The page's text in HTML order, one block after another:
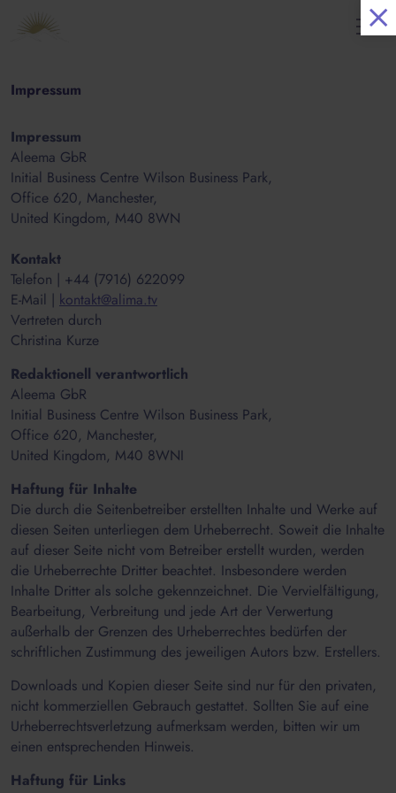
Impressum
Impressum
Aleema GbR
Initial Business Centre Wilson Business Park,
Office 620, Manchester,
United Kingdom, M40 8WN
Kontakt
Telefon | +44 (7916) 622099
E-Mail | kontakt@alima.tv
Vertreten durch
Christina Kurze
Redaktionell verantwortlich
Aleema GbR
Initial Business Centre Wilson Business Park,
Office 620, Manchester,
United Kingdom, M40 8WNI
Haftung für Inhalte
Die durch die Seitenbetreiber erstellten Inhalte und Werke auf
diesen Seiten unterliegen dem Urheberrecht. Soweit die Inhalte
auf dieser Seite nicht vom Betreiber erstellt wurden, werden
die Urheberrechte Dritter beachtet. Insbesondere werden
Inhalte Dritter als solche gekennzeichnet. Die Vervielfältigung,
Bearbeitung, Verbreitung und jede Art der Verwertung
außerhalb der Grenzen des Urheberrechtes bedürfen der
schriftlichen Zustimmung des jeweiligen Autors bzw. Erstellers.
Downloads und Kopien dieser Seite sind nur für den privaten,
nicht kommerziellen Gebrauch gestattet. Sollten Sie auf eine
Urheberrechtsverletzung aufmerksam werden, bitten wir um
einen entsprechenden Hinweis.
Haftung für Links